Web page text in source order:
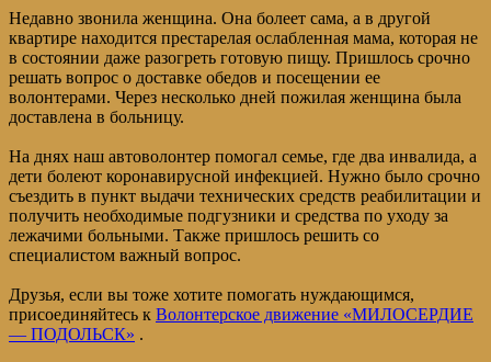
Недавно звонила женщина. Она болеет сама, а в другой
квартире находится престарелая ослабленная мама, которая не
в состоянии даже разогреть готовую пищу. Пришлось срочно
решать вопрос о доставке обедов и посещении ее
волонтерами. Через несколько дней пожилая женщина была
доставлена в больницу.
На днях наш автоволонтер помогал семье, где два инвалида, а
дети болеют коронавирусной инфекцией. Нужно было срочно
съездить в пункт выдачи технических средств реабилитации и
получить необходимые подгузники и средства по уходу за
лежачими больными. Также пришлось решить со
специалистом важный вопрос.
Друзья, если вы тоже хотите помогать нуждающимся,
присоединяйтесь к Волонтерское движение «МИЛОСЕРДИЕ
— ПОДОЛЬСК» .